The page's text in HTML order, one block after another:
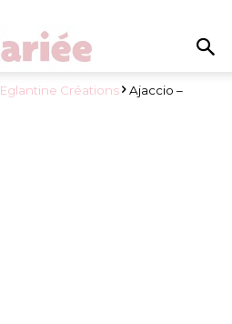
Eglantine Créations
Ajaccio –